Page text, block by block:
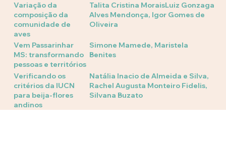
Variação da
composição da
comunidade de
aves
Talita Cristina MoraisLuiz Gonzaga
Alves Mendonça, Igor Gomes de
Oliveira
Vem Passarinhar
MS: transformando
pessoas e territórios
Simone Mamede, Maristela
Benites
Verificando os
critérios da IUCN
para beija-flores
andinos
Natália Inacio de Almeida e Silva,
Rachel Augusta Monteiro Fidelis,
Silvana Buzato